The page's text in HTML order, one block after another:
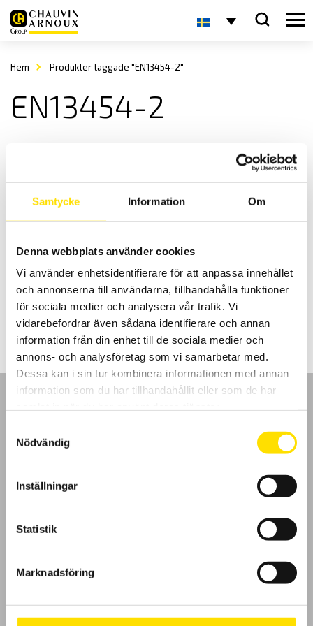
Samtycke Information Om
Denna webbplats använder cookies
Vi använder enhetsidentifierare för att anpassa innehållet
och annonserna till användarna, tillhandahålla funktioner
för sociala medier och analysera vår trafik. Vi
vidarebefordrar även sådana identifierare och annan
information från din enhet till de sociala medier och
annons- och analysföretag som vi samarbetar med.
Dessa kan i sin tur kombinera informationen med annan
information som du har tillhandahållit eller som de har
Nödvändig
Inställningar
Statistik
Marknadsföring
Hem Produkter taggade "EN13454-2"
EN13454-2
VICAT provställ WMP8
Provställ från 3R för betong och cement industrin
LÄS MER